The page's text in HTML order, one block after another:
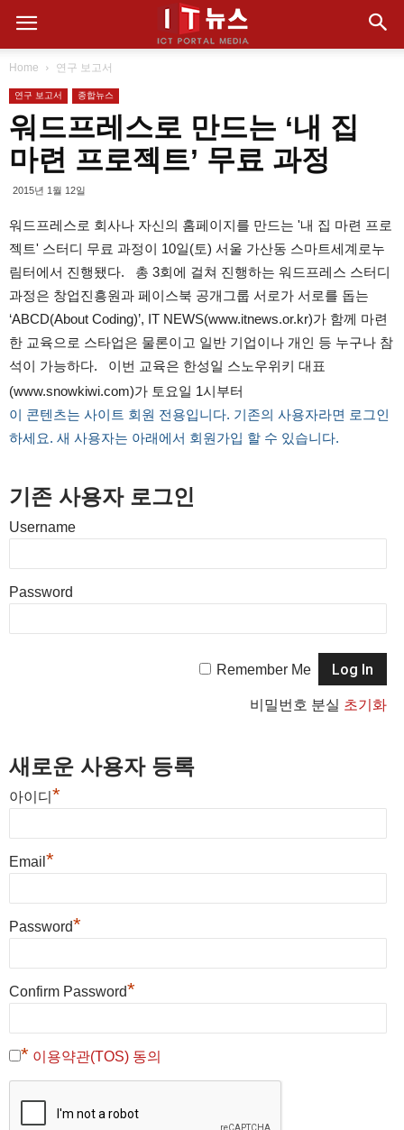
Home 연구 보고서
연구 보고서 종합뉴스
워드프레스로 만드는 ‘내 집
마련 프로젝트’ 무료 과정
2015년 1월 12일
워드프레스로 회사나 자신의 홈페이지를 만드는 '내 집 마련 프로
젝트' 스터디 무료 과정이 10일(토) 서울 가산동 스마트세계로누
림터에서 진행됐다. 총 3회에 걸쳐 진행하는 워드프레스 스터디
과정은 창업진흥원과 페이스북 공개그룹 서로가 서로를 돕는
‘ABCD(About Coding)’, IT NEWS(www.itnews.or.kr)가 함께 마련
한 교육으로 스타업은 물론이고 일반 기업이나 개인 등 누구나 참
석이 가능하다. 이번 교육은 한성일 스노우위키 대표
(www.snowkiwi.com)가 토요일 1시부터
이 콘텐츠는 사이트 회원 전용입니다. 기존의 사용자라면 로그인
하세요. 새 사용자는 아래에서 회원가입 할 수 있습니다.
기존 사용자 로그인
Username
Password
Remember Me
비밀번호 분실 초기화
새로운 사용자 등록
아이디 *
Email *
Password*
Confirm Password*
* 이용약관(TOS) 동의